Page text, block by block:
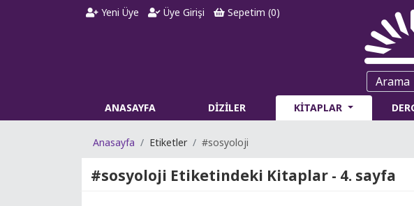
Yeni Üye Üye Girişi Sepetim (0)
ANASAYFA DİZİLER KİTAPLAR
Anasayfa Etiketler #sosyoloji
#sosyoloji Etiketindeki Kitaplar - 4. sayfa